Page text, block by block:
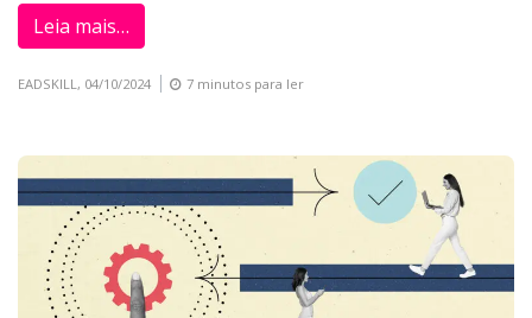
Leia mais…
EADSKILL, 04/10/2024 7 minutos para ler